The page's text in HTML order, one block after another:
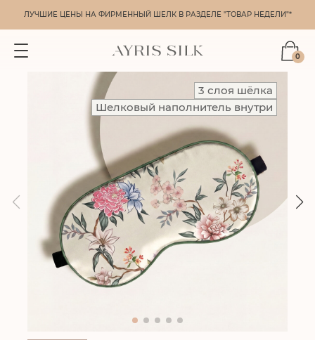
ЛУЧШИЕ ЦЕНЫ НА ФИРМЕННЫЙ ШЕЛК В РАЗДЕЛЕ "ТОВАР НЕДЕЛИ"*
0
3 слоя шёлка
Шелковый наполнитель внутри